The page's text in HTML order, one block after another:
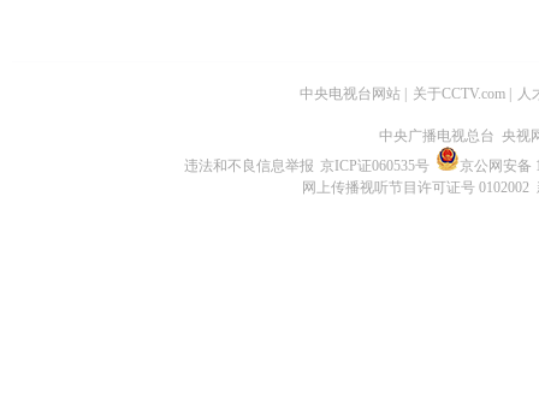
中央电视台网站 关于CCTV.com 人
中央广播电视总台 央视
违法和不良信息举报 京ICP证060535号
京公网安备
网上传播视听节目许可证号 0102002